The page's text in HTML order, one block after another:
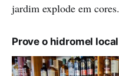
jardim explode em cores.
Prove o hidromel local